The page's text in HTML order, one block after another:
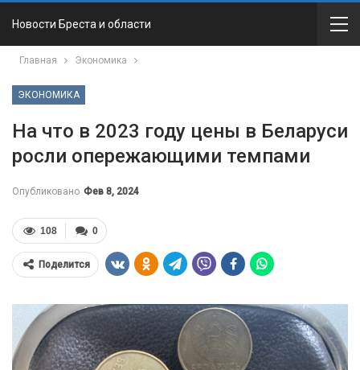
Новости Бреста и области
Главная Экономика
ЭКОНОМИКА
На что в 2023 году цены в Беларуси
росли опережающими темпами
Опубликовано Фев 8, 2024
0
108
Поделится